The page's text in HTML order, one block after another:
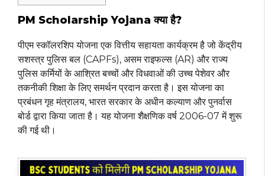
PM Scholarship Yojana क्या है?
पीएम स्कॉलरशिप योजना एक वित्तीय सहायता कार्यक्रम है जो केंद्रीय
सशस्त्र पुलिस बल (CAPFs), असम राइफल्स (AR) और राज्य
पुलिस कर्मियों के आश्रित बच्चों और विधवाओं की उच्च पेशेवर और
तकनीकी शिक्षा के लिए समर्थन प्रदान करता है। इस योजना का
प्रबंधन गृह मंत्रालय, भारत सरकार के अधीन कल्याण और पुनर्वास
बोर्ड द्वारा किया जाता है। यह योजना शैक्षणिक वर्ष 2006-07 में शुरू
की गई थी।